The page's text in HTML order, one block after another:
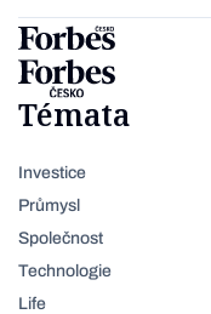
Témata
Investice
Průmysl
Společnost
Technologie
Life